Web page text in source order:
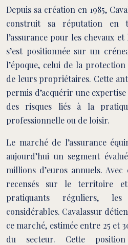
Depuis sa création en 1985,
construit sa réputation en
l’assurance pour les chevaux
s’est positionnée sur un
l’époque, celui de la
de leurs propriétaires. Cette
permis d’acquérir une
des risques liés à la
professionnelle ou de loisir.
Le marché de l’assurance
aujourd’hui un segment
millions d’euros annuels.
recensés sur le territoire
pratiquants réguliers,
considérables. Cavalassur
ce marché, estimée entre 25 et
du secteur. Cette position